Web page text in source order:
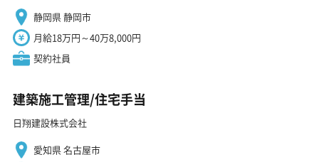
静岡県 静岡市
月給18万円～40万8,000円
契約社員
建築施工管理/住宅手当
日翔建設株式会社
愛知県 名古屋市